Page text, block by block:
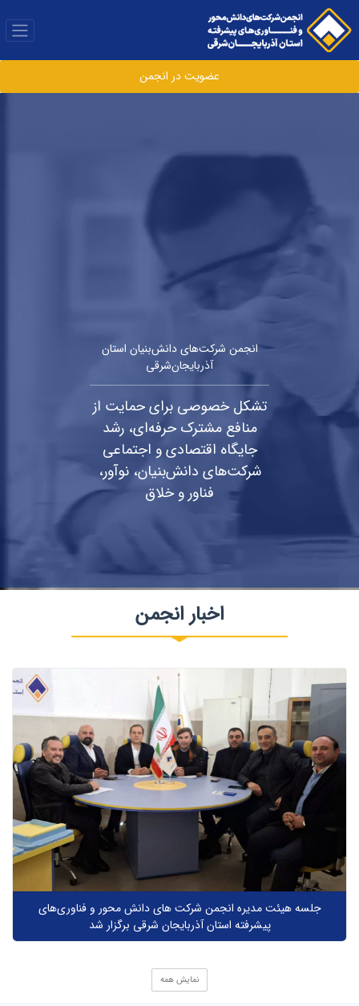
عضویت در انجمن
انجمن شرکت‌های دانش‌بنیان استان
آذربایجان‌شرقی
تشکل خصوصی برای حمایت از
منافع مشترک حرفه‌ای، رشد
جایگاه اقتصادی و اجتماعی
شرکت‌های دانش‌بنیان، نوآور،
فناور و خلاق
اخبار انجمن
جلسه هیئت مدیره انجمن شرکت های دانش محور و فناوری‌های
پیشرفته استان آذربایجان شرقی برگزار شد
نمایش همه